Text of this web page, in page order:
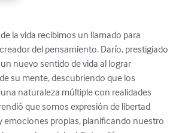
la vida recibimos un llamado para
del pensamiento. Darío, prestigiado
nuevo sentido de vida al lograr
su mente, descubriendo que los
naturaleza múltiple con realidades
que somos expresión de libertad
emociones propias, planificando nuestro